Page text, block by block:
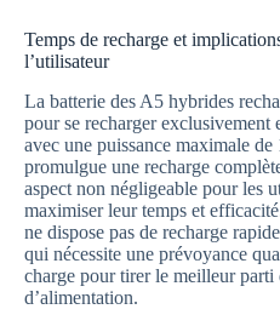
Temps de recharge et
l’utilisateur
La batterie des A5 hybrides
pour se recharger exclusivement
avec une puissance maximale
promulgue une recharge
aspect non négligeable pour les
maximiser leur temps et
ne dispose pas de recharge
qui nécessite une prévoyance
charge pour tirer le meilleur parti
d’alimentation.